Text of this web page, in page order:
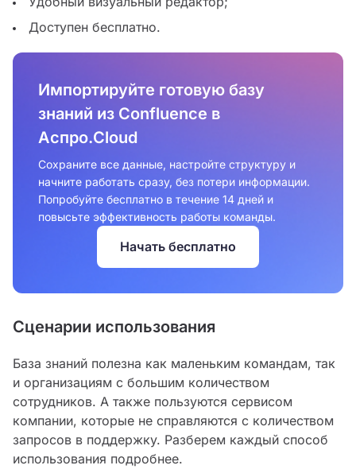
Доступен бесплатно.
Импортируйте готовую базу
знаний из Confluence в
Аспро.Cloud
Сохраните все данные, настройте структуру и
начните работать сразу, без потери информации.
Попробуйте бесплатно в течение 14 дней и
повысьте эффективность работы команды.
Начать бесплатно
Сценарии использования
База знаний полезна как маленьким командам, так
и организациям с большим количеством
сотрудников. А также пользуются сервисом
компании, которые не справляются с количеством
запросов в поддержку. Разберем каждый способ
использования подробнее.